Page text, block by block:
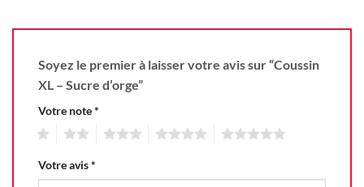
Soyez le premier à laisser votre avis sur “Coussin
XL – Sucre d’orge”
Votre note*
Votre avis*